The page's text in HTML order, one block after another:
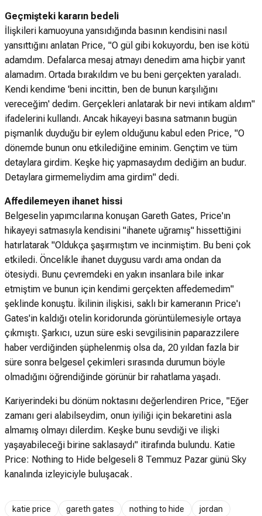
Geçmişteki kararın bedeli
İlişkileri kamuoyuna yansıdığında basının kendisini nasıl
yansıttığını anlatan Price, "O gül gibi kokuyordu, ben ise kötü
adamdım. Defalarca mesaj atmayı denedim ama hiçbir yanıt
alamadım. Ortada bırakıldım ve bu beni gerçekten yaraladı.
Kendi kendime 'beni incittin, ben de bunun karşılığını
vereceğim' dedim. Gerçekleri anlatarak bir nevi intikam aldım"
ifadelerini kullandı. Ancak hikayeyi basına satmanın bugün
pişmanlık duyduğu bir eylem olduğunu kabul eden Price, "O
dönemde bunun onu etkilediğine eminim. Gençtim ve tüm
detaylara girdim. Keşke hiç yapmasaydım dediğim an budur.
Detaylara girmemeliydim ama girdim" dedi.
Affedilemeyen ihanet hissi
Belgeselin yapımcılarına konuşan Gareth Gates, Price'ın
hikayeyi satmasıyla kendisini "ihanete uğramış" hissettiğini
hatırlatarak "Oldukça şaşırmıştım ve incinmiştim. Bu beni çok
etkiledi. Öncelikle ihanet duygusu vardı ama ondan da
ötesiydi. Bunu çevremdeki en yakın insanlara bile inkar
etmiştim ve bunun için kendimi gerçekten affedemedim"
şeklinde konuştu. İkilinin ilişkisi, saklı bir kameranın Price'ı
Gates'in kaldığı otelin koridorunda görüntülemesiyle ortaya
çıkmıştı. Şarkıcı, uzun süre eski sevgilisinin paparazzilere
haber verdiğinden şüphelenmiş olsa da, 20 yıldan fazla bir
süre sonra belgesel çekimleri sırasında durumun böyle
olmadığını öğrendiğinde görünür bir rahatlama yaşadı.
Kariyerindeki bu dönüm noktasını değerlendiren Price, "Eğer
zamanı geri alabilseydim, onun iyiliği için bekaretini asla
almamış olmayı dilerdim. Keşke bunu sevdiği ve ilişki
yaşayabileceği birine saklasaydı" itirafında bulundu. Katie
Price: Nothing to Hide belgeseli 8 Temmuz Pazar günü Sky
kanalında izleyiciyle buluşacak.
katie price gareth gates nothing to hide
jordan